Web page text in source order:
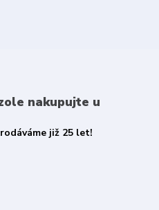
nakupujte u
již 25 let!